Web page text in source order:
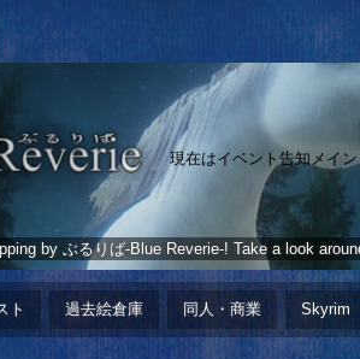
現在はイベント告知メイン
by ぶるりば-Blue Reverie-! Take a look
ト 過去絵倉庫 同人・商業 Skyrim